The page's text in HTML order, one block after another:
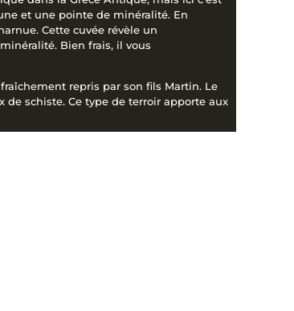
et une pointe de minéralité. En
Cette cuvée révèle un
Bien frais, il vous
repris par son fils Martin. Le
de schiste. Ce type de terroir apporte aux